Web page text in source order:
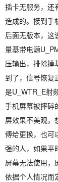
插卡无服务，还
造成的。接到手
后面无版本，这
量基带电源
压输出，排除掉
到了，信号恢复
是U_WTR_E射
手机屏幕被摔碎
屏效果不美观，
傅给更换，也可
强的人，如果平
屏幕无法使用，
依据个人情况而